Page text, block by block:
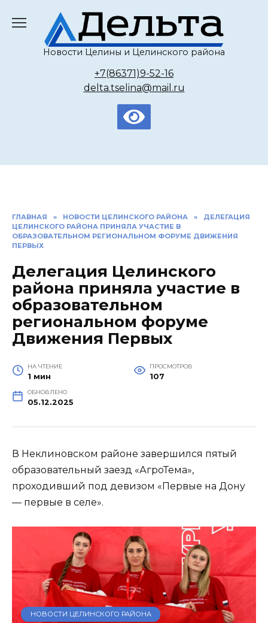
содержанию
Новости Целины и Целинского района
+7(86371)9-52-16
delta.tselina@mail.ru
ГЛАВНАЯ » НОВОСТИ ЦЕЛИНСКОГО РАЙОНА »
ДЕЛЕГАЦИЯ
ЦЕЛИНСКОГО РАЙОНА ПРИНЯЛА УЧАСТИЕ В
ОБРАЗОВАТЕЛЬНОМ РЕГИОНАЛЬНОМ ФОРУМЕ ДВИЖЕНИЯ
ПЕРВЫХ
Делегация Целинского
района приняла участие в
образовательном
региональном форуме
Движения Первых
НА ЧТЕНИЕ
1 мин
ПРОСМОТРОВ
107
ОБНОВЛЕНО
05.12.2025
В Неклиновском районе завершился пятый
образовательный заезд «АгроТема»,
проходивший под девизом «Первые на Дону
— первые в селе».
НОВОСТИ ЦЕЛИНСКОГО РАЙОНА